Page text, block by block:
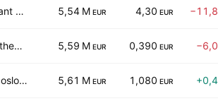
Plant Advanced Technologies SA 5,54 M EUR 4,30 EUR
Altheora SA 5,59 M EUR 0,390 EUR
Ecoslops SA 5,61 M EUR 1,080 EUR